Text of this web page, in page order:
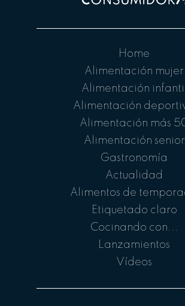
Home
Alimentación mujer
Alimentación infantil
Alimentación
Alimentación más
Alimentación senior
Gastronomía
Actualidad
Alimentos de
Etiquetado claro
Cocinando con...
Lanzamientos
Vídeos